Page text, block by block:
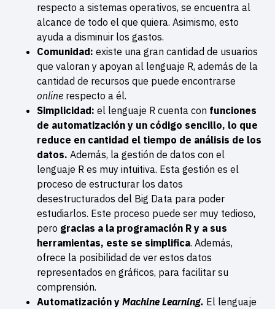
respecto a sistemas operativos, se encuentra al
alcance de todo el que quiera. Asimismo, esto
ayuda a disminuir los gastos.
Comunidad: existe una gran cantidad de usuarios
que valoran y apoyan al lenguaje R, además de la
cantidad de recursos que puede encontrarse
online respecto a él.
Simplicidad: el lenguaje R cuenta con funciones
de automatización y un código sencillo, lo que
reduce en cantidad el tiempo de análisis de los
datos. Además, la gestión de datos con el
lenguaje R es muy intuitiva. Esta gestión es el
proceso de estructurar los datos
desestructurados del Big Data para poder
estudiarlos. Este proceso puede ser muy tedioso,
pero gracias a la programación R y a sus
herramientas, este se simplifica. Además,
ofrece la posibilidad de ver estos datos
representados en gráficos, para facilitar su
comprensión.
Automatización y Machine Learning. El lenguaje